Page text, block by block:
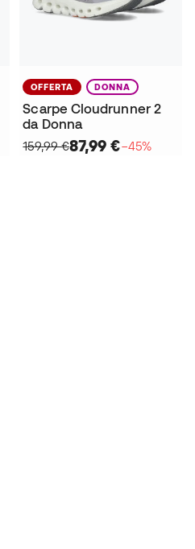
OFFERTA DONNA
Scarpe Cloudrunner 2
da Donna
159,99 €87,99 €−45%